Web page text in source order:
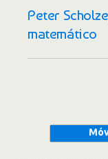
Peter
matemático